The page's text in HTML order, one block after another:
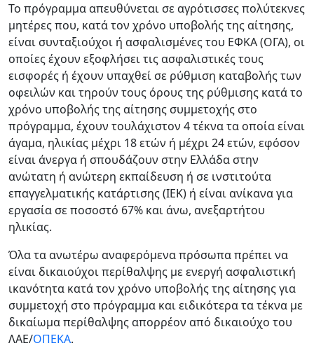
Το πρόγραμμα απευθύνεται σε αγρότισσες πολύτεκνες
μητέρες που, κατά τον χρόνο υποβολής της αίτησης,
είναι συνταξιούχοι ή ασφαλισμένες του ΕΦΚΑ (ΟΓΑ), οι
οποίες έχουν εξοφλήσει τις ασφαλιστικές τους
εισφορές ή έχουν υπαχθεί σε ρύθμιση καταβολής των
οφειλών και τηρούν τους όρους της ρύθμισης κατά το
χρόνο υποβολής της αίτησης συμμετοχής στο
πρόγραμμα, έχουν τουλάχιστον 4 τέκνα τα οποία είναι
άγαμα, ηλικίας μέχρι 18 ετών ή μέχρι 24 ετών, εφόσον
είναι άνεργα ή σπουδάζουν στην Ελλάδα στην
ανώτατη ή ανώτερη εκπαίδευση ή σε ινστιτούτα
επαγγελματικής κατάρτισης (ΙΕΚ) ή είναι ανίκανα για
εργασία σε ποσοστό 67% και άνω, ανεξαρτήτου
ηλικίας.
Όλα τα ανωτέρω αναφερόμενα πρόσωπα πρέπει να
είναι δικαιούχοι περίθαλψης με ενεργή ασφαλιστική
ικανότητα κατά τον χρόνο υποβολής της αίτησης για
συμμετοχή στο πρόγραμμα και ειδικότερα τα τέκνα με
δικαίωμα περίθαλψης απορρέον από δικαιούχο του
ΛΑΕ/ΟΠΕΚΑ.